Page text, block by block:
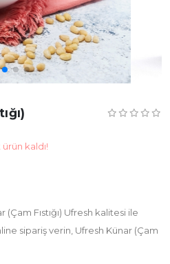
kaldı!
Fıstığı) Ufresh kalitesi ile
sipariş verin, Ufresh Künar (Çam